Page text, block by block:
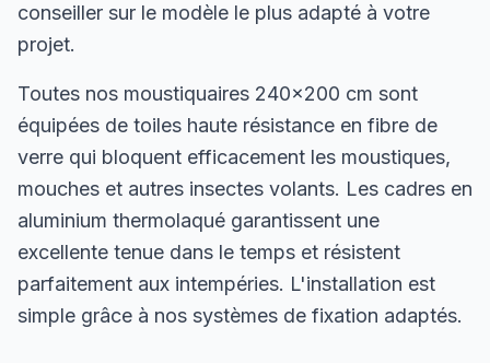
conseiller sur le modèle le plus adapté à votre
projet.
Toutes nos moustiquaires 240×200 cm sont
équipées de toiles haute résistance en fibre de
verre qui bloquent efficacement les moustiques,
mouches et autres insectes volants. Les cadres en
aluminium thermolaqué garantissent une
excellente tenue dans le temps et résistent
parfaitement aux intempéries. L'installation est
simple grâce à nos systèmes de fixation adaptés.